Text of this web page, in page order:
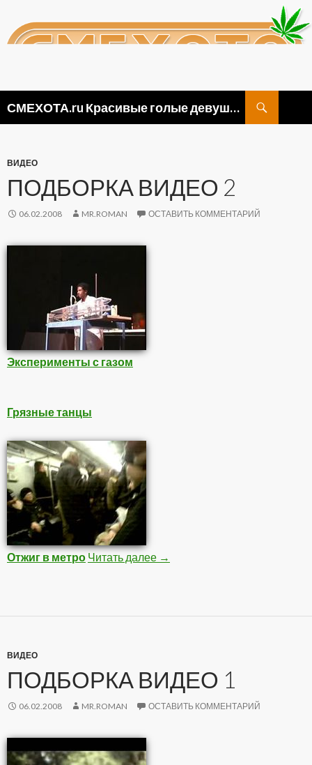
СМЕХОТА.ru Красивые голые девушки, прикольные картинки ню и видео приколы
ВИДЕО
ПОДБОРКА ВИДЕО 2
06.02.2008 MR.ROMAN ОСТАВИТЬ КОММЕНТАРИЙ
Эксперименты с газом
Грязные танцы
Отжиг в метро Читать далее Подборка Видео 2
→
ВИДЕО
ПОДБОРКА ВИДЕО 1
06.02.2008 MR.ROMAN ОСТАВИТЬ КОММЕНТАРИЙ